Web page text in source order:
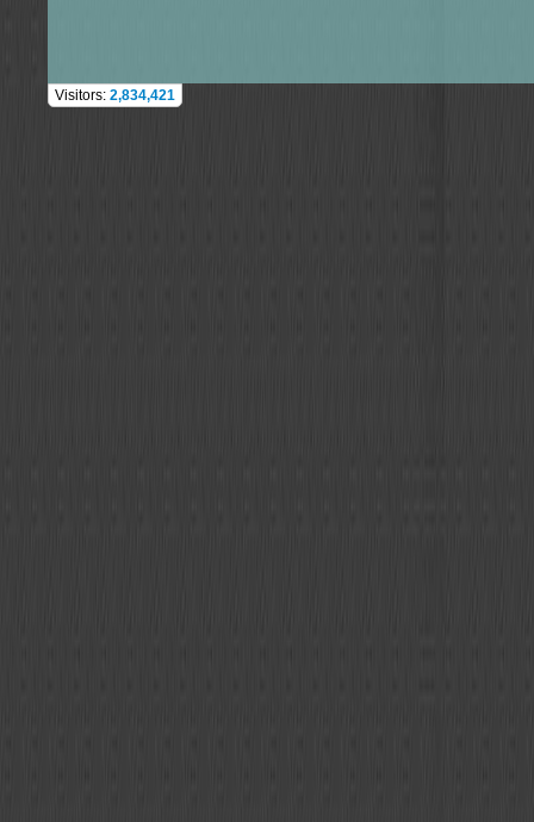
Visitors: 2,834,421